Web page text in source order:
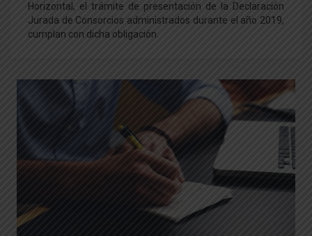
Horizontal, el trámite de presentación de la Declaración
Jurada de Consorcios administrados durante el año 2019,
cumplan con dicha obligación.